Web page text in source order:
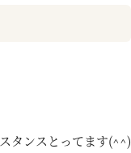
タンスとってます(^^)